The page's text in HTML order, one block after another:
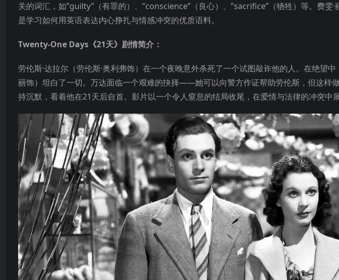
关的词汇，如”guilty”（有罪的）、”conscience”（良心）、”sacrifice”（牺牲）等。费雯
是学习如何用英语表达内心挣扎与情感冲突的优质语料。
Twenty-One Days《21天》剧情简介：
劳伦斯·达拉尔（劳伦斯·奥利弗饰）在一个夜晚意外杀死了一个试图敲诈他的人。在绝望
丽饰）坦白了一切。万达面临一个艰难的抉择——她可以向警方作证帮助劳伦斯，但这样
持沉默，看着他在21天后自首。影片以一个令人窒息的结局收尾，在爱情与法律的冲突中